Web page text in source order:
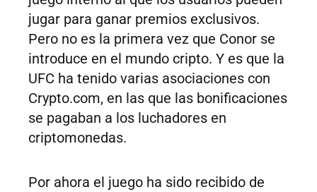
jugar para ganar premios exclusivos.
Pero no es la primera vez que Conor se
introduce en el mundo cripto. Y es que la
UFC ha tenido varias asociaciones con
Crypto.com, en las que las bonificaciones
se pagaban a los luchadores en
criptomonedas.
Por ahora el juego ha sido recibido de